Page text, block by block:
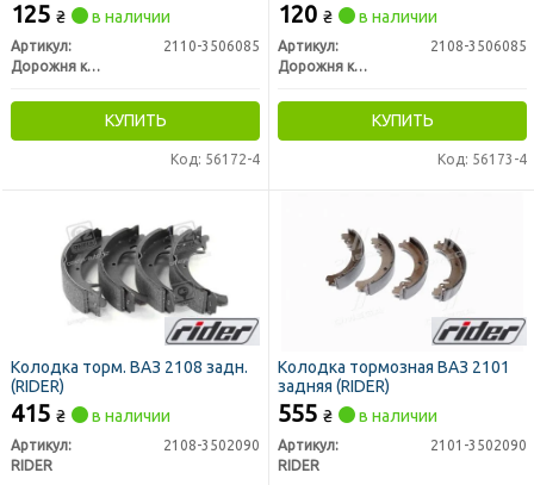
125 ₴ в наличии
Артикул:
2110-3506085
Дорожня карта
КУПИТЬ
Код: 56172-4
120 ₴ в наличии
Артикул:
2108-3506085
Дорожня карта
КУПИТЬ
Код: 56173-4
Колодка торм. ВАЗ 2108 задн.
(RIDER)
415 ₴ в наличии
Артикул:
2108-3502090
RIDER
Колодка тормозная ВАЗ 2101
задняя (RIDER)
555 ₴ в наличии
Артикул:
2101-3502090
RIDER